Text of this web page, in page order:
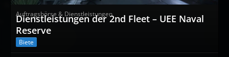
Auftragsbörse & Dienstleistungen
Dienstleistungen der 2nd Fleet – UEE Naval
Reserve
Biete